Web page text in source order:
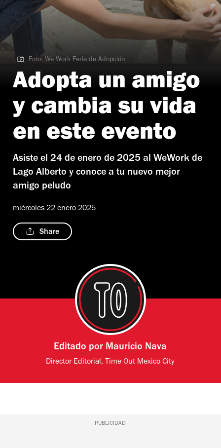
Foto: We Work Feria de Adopción
Foto: We Work Feria de Adopción
Adopta un amigo
y cambia su vida
en este evento
Asiste el 24 de enero de 2025 al WeWork de
Lago Alberto y conoce a tu nuevo mejor
amigo peludo
miércoles 22 enero 2025
Share
Editado por Mauricio Nava
Director Editorial, Time Out Mexico City
PUBLICIDAD